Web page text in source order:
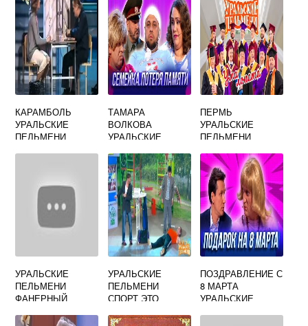
КАРАМБОЛЬ
УРАЛЬСКИЕ
ПЕЛЬМЕНИ
ТАМАРА
ВОЛКОВА
УРАЛЬСКИЕ
ПЕРМЬ
УРАЛЬСКИЕ
ПЕЛЬМЕНИ
УРАЛЬСКИЕ
ПЕЛЬМЕНИ
ФАНЕРНЫЙ
УРАЛЬСКИЕ
ПЕЛЬМЕНИ
СПОРТ ЭТО
ПОЗДРАВЛЕНИЕ С
8 МАРТА
УРАЛЬСКИЕ